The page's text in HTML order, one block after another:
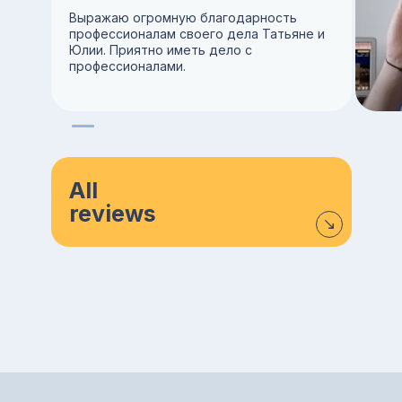
Выражаю огромную благодарность
профессионалам своего дела Татьяне и
Юлии. Приятно иметь дело с
профессионалами.
All
reviews